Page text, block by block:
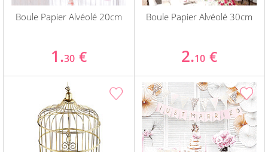
Boule Papier Alvéolé 20cm
1.30 €
Boule Papier Alvéolé 30cm
2.10 €